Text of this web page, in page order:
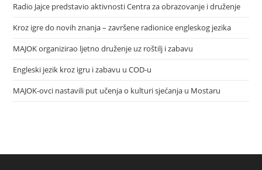
Radio Jajce predstavio aktivnosti Centra za obrazovanje i druženje
Kroz igre do novih znanja – završene radionice engleskog jezika
MAJOK organizirao ljetno druženje uz roštilj i zabavu
Engleski jezik kroz igru i zabavu u COD-u
MAJOK-ovci nastavili put učenja o kulturi sjećanja u Mostaru